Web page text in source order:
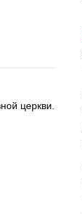
церкви.